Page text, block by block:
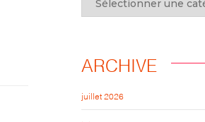
ARCHIVE
juillet 2026